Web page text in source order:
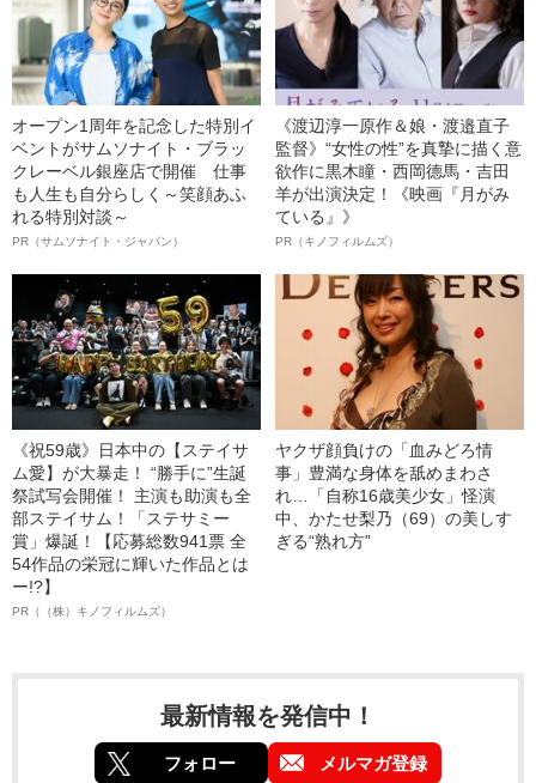
オープン1周年を記念した特別イ
ベントがサムソナイト・ブラッ
クレーベル銀座店で開催 仕事
も人生も自分らしく～笑顔あふ
れる特別対談～
PR（サムソナイト・ジャパン）
《渡辺淳一原作＆娘・渡邉直子
監督》“女性の性”を真摯に描く意
欲作に黒木瞳・西岡德馬・吉田
羊が出演決定！《映画『月がみ
ている』》
PR（キノフィルムズ）
《祝59歳》日本中の【ステイサ
ム愛】が大暴走！ “勝手に”生誕
祭試写会開催！ 主演も助演も全
部ステイサム！「ステサミー
賞」爆誕！【応募総数941票 全
54作品の栄冠に輝いた作品とは
ー!?】
PR（（株）キノフィルムズ）
ヤクザ顔負けの「血みどろ情
事」豊満な身体を舐めまわさ
れ…「自称16歳美少女」怪演
中、かたせ梨乃（69）の美しす
ぎる“熟れ方”
最新情報を発信中！
フォロー メルマガ登録